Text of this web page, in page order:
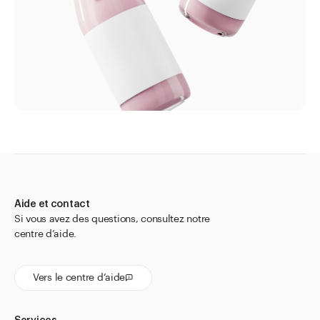
Aide et contact
Si vous avez des questions, consultez notre
centre d’aide.
Vers le centre d’aide